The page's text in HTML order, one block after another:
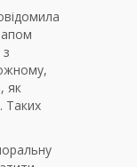
як
Таких